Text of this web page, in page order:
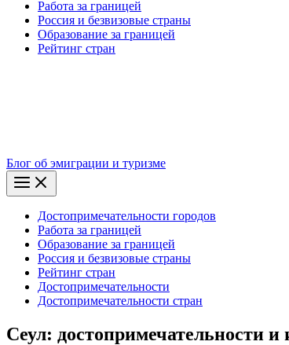
Работа за границей
Россия и безвизовые страны
Образование за границей
Рейтинг стран
Блог об эмиграции и туризме
Достопримечательности городов
Работа за границей
Образование за границей
Россия и безвизовые страны
Рейтинг стран
Достопримечательности
Достопримечательности стран
Сеул: достопримечательности